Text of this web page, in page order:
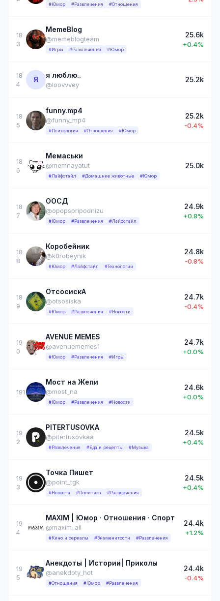
#Юмор #Развлечения #Отношения
18
3
MemeBlog
@memeblogteam
#Игры #Развлечения #Юмор
25.6k
+0.4%
18
4
Я
я люблю..
@loovvvey
25.2k
18
5
funny.mp4
@funny_mp4
#Психология #Отношения #Юмор
25.2k
-0.4%
18
6
Мемаськи
@memnayatut
#Лайфстайл #Домашние животные #Юмор
25.0k
18
7
ООСД
@opopspripodnizu
#Юмор #Развлечения #Лайфстайл
24.9k
+0.8%
18
8
Коробейник
@k0robeynik
#Юмор #Лайфстайл #Технологии
24.8k
-0.8%
18
9
ОтсосискА
@otsosiska
#Юмор #Развлечения #Новости
24.7k
-0.4%
19
0
AVENUE MEMES
@avenuememes1
#Юмор #Развлечения #Игры
24.7k
+0.0%
191
Мост на Жепи
@most_na
#Юмор #Развлечения #Новости
24.6k
+0.0%
19
2
PITERTUSOVKA
@pitertusovkaa
#Развлечения #Еда и рецепты #Музыка
24.5k
+0.4%
19
3
Точка Пишет
@point_tgk
#Новости #Политика #Развлечения
24.5k
+0.4%
19
4
MAXIM | Юмор · Отношения · Спорт
@maxim_all
#Кино и сериалы #Знаменитости #Развлечения
24.4k
+1.2%
19
5
Анекдоты | Истории| Приколы
@anekdoty_hot
#Отношения #Юмор #Развлечения
24.4k
-0.4%